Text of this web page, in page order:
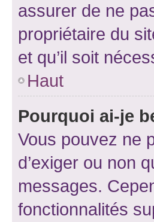
assurer de ne
propriétaire du
et qu’il soit
Haut
Pourquoi ai-je
Vous pouvez ne
d’exiger ou non
messages.
fonctionnalités